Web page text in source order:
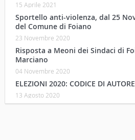
15 Aprile 2021
Sportello anti-violenza, dal 25
del Comune di Foiano
23 Novembre 2020
Risposta a Meoni dei Sindaci di
Marciano
04 Novembre 2020
ELEZIONI 2020: CODICE DI
13 Agosto 2020